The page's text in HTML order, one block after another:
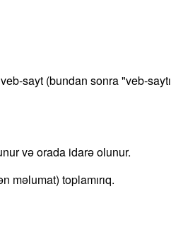
sayt (bundan sonra "veb-
və orada idarə olunur.
məlumat) toplamırıq.